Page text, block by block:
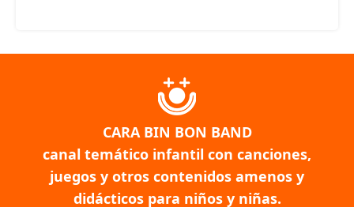
CARA BIN BON BAND
canal temático infantil con canciones,
juegos y otros contenidos amenos y
didácticos para niños y niñas.